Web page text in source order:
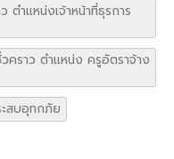
ำแหน่งเจ้าหน้าที่ธุรการ
ราว ตำแหน่ง ครูอัตราจ้าง
สบอุทกภัย